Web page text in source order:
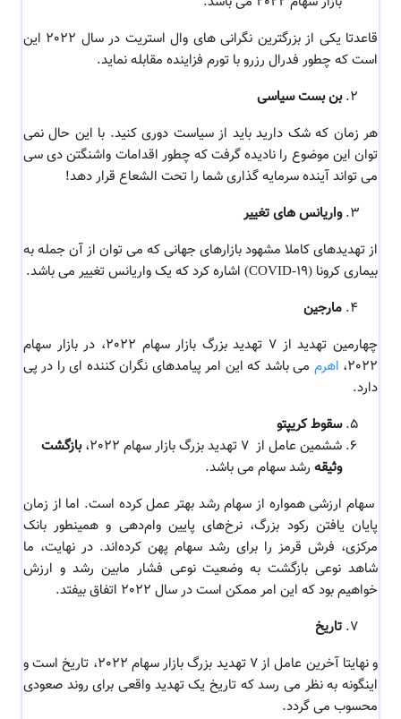
قاعدتا یکی از بزرگترین نگرانی های وال استریت در سال 2022 این
است که چطور فدرال رزرو با تورم فزاینده مقابله نماید.
بن بست سیاسی
هر زمان که شک دارید باید از سیاست دوری کنید. با این حال نمی
توان این موضوع را نادیده گرفت که چطور اقدامات واشنگتن دی سی
می تواند آینده سرمایه گذاری شما را تحت الشعاع قرار دهد!
واریانس های تغییر
از تهدیدهای کاملا مشهود بازارهای جهانی که می توان از آن جمله به
بیماری کرونا (COVID-19) اشاره کرد که یک واریانس تغییر می باشد.
مارجین
چهارمین تهدید از 7 تهدید بزرگ بازار سهام 2022، در بازار سهام
2022، اهرم می باشد که این امر پیامدهای نگران کننده ای را در پی
دارد.
سقوط کریپتو
ششمین عامل از 7 تهدید بزرگ بازار سهام 2022،
بازگشت
وثیقه رشد سهام می باشد.
سهام ارزشی همواره از سهام رشد بهتر عمل کرده است. اما از زمان
پایان یافتن رکود بزرگ، نرخ‌های پایین وام‌دهی و همینطور بانک
مرکزی، فرش قرمز را برای رشد سهام پهن کرده‌اند. در نهایت، ما
شاهد نوعی بازگشت به وضعیت نوعی فشار مابین رشد و ارزش
خواهیم بود که این امر ممکن است در سال 2022 اتفاق بیفتد.
تاریخ
و نهایتا آخرین عامل از
7 تهدید بزرگ بازار سهام 2022، تاریخ است و
اینگونه به نظر می رسد که تاریخ یک تهدید واقعی برای روند صعودی
محسوب می گردد.